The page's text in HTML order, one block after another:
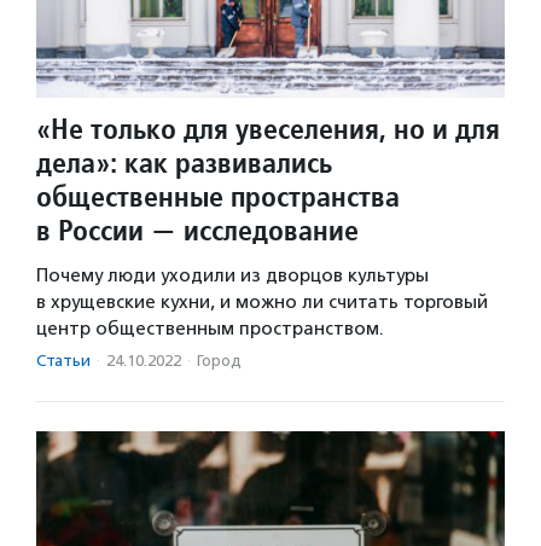
«Не только для увеселения, но и для
дела»: как развивались
общественные пространства
в России — исследование
Почему люди уходили из дворцов культуры
в хрущевские кухни, и можно ли считать торговый
центр общественным пространством.
Статьи · 24.10.2022 · Город